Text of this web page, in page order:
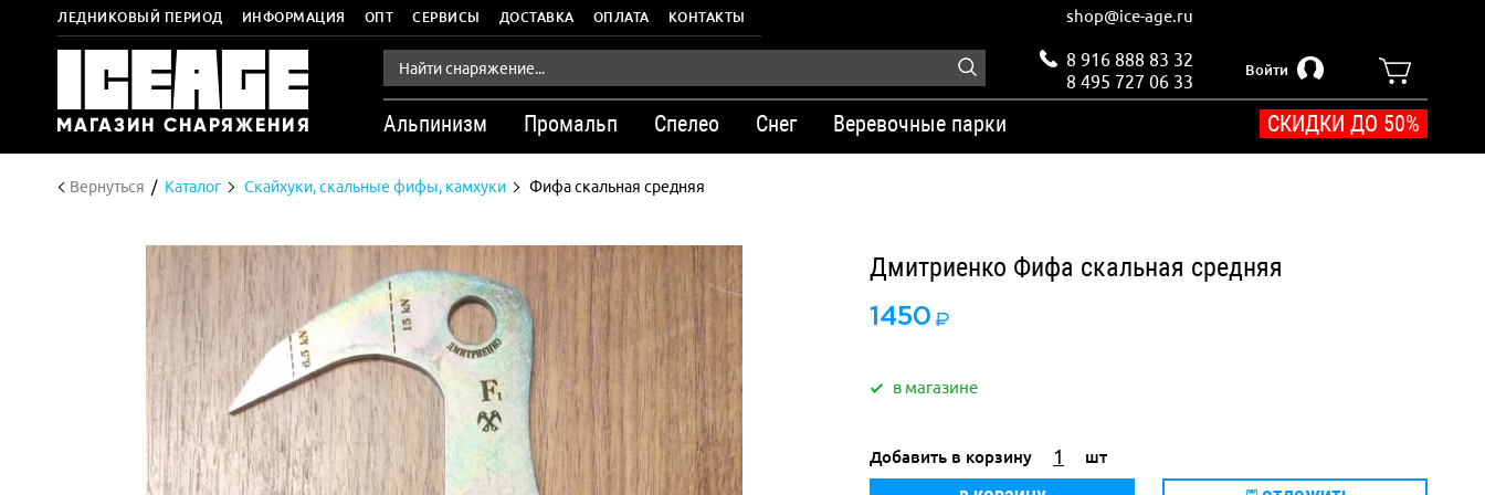
ЛЕДНИКОВЫЙ ПЕРИОД ИНФОРМАЦИЯ ОПТ СЕРВИСЫ ДОСТАВКА ОПЛАТА КОНТАКТЫ shop@ice-age.ru
8 916 888 83 32
8 495 727 06 33
Войти
Альпинизм Промальп Спелео Снег Веревочные парки СКИДКИ ДО 50%
Вернуться Каталог Скайхуки, скальные фифы, камхуки Фифа скальная средняя
Дмитриенко Фифа скальная средняя
1450
в магазине
Добавить в корзину шт